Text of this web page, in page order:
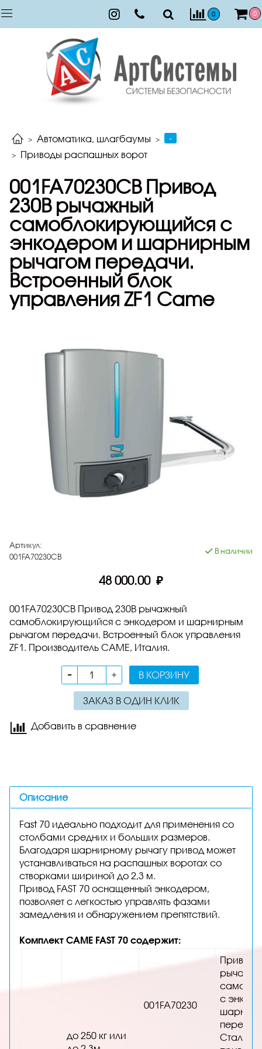
0 0
Автоматика, шлагбаумы
-
Приводы распашных ворот
001FA70230CB Привод
230В рычажный
самоблокирующийся с
энкодером и шарнирным
рычагом передачи.
Встроенный блок
управления ZF1 Came
Артикул:
001FA70230CB
В наличии
48 000.00 ₽
001FA70230CB Привод 230В рычажный
самоблокирующийся с энкодером и шарнирным
рычагом передачи. Встроенный блок управления
ZF1. Производитель CAME, Италия.
В КОРЗИНУ
ЗАКАЗ В ОДИН КЛИК
Добавить в сравнение
Описание
Fast 70 идеально подходит для применения со
столбами средних и больших размеров.
Благодаря шарнирному рычагу привод может
устанавливаться на распашных воротах со
створками шириной до 2,3 м.
Привод FAST 70 оснащенный энкодером,
позволяет с легкостью управлять фазами
замедления и обнаружением препятствий.
Комплект CAME FAST 70 содержит:
до 250 кг или
001FA70230
Привод
с